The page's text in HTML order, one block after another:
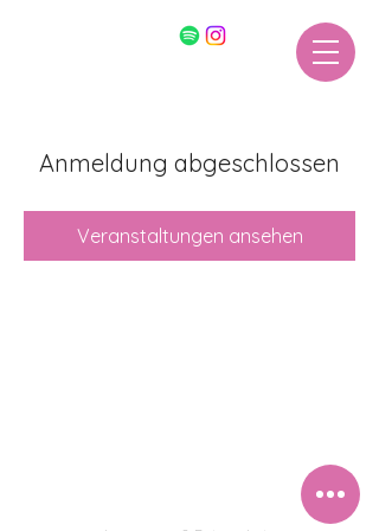
Anmeldung abgeschlossen
Veranstaltungen ansehen